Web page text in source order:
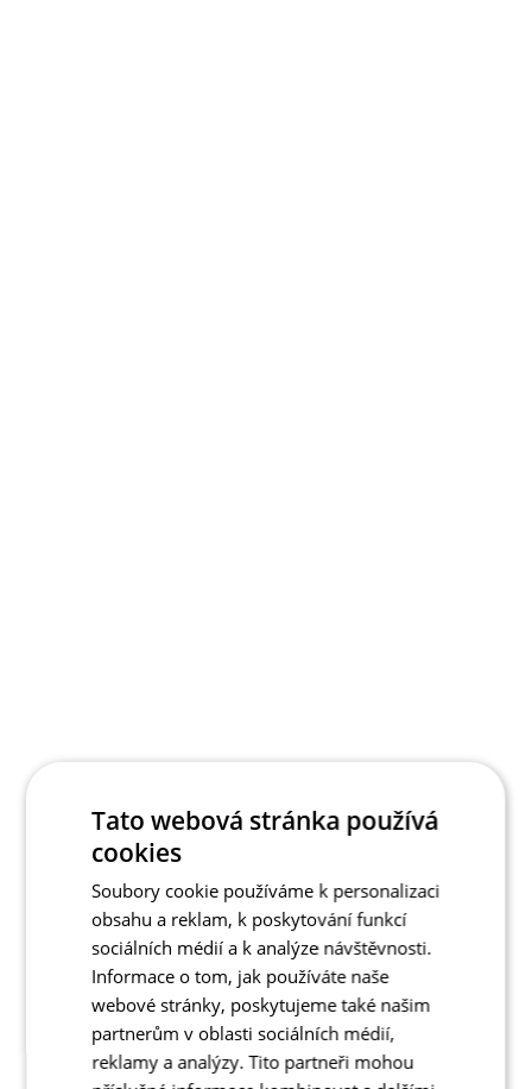
Tato webová stránka používá
cookies
Soubory cookie používáme k personalizaci
obsahu a reklam, k poskytování funkcí
sociálních médií a k analýze návštěvnosti.
Informace o tom, jak používáte naše
webové stránky, poskytujeme také našim
partnerům v oblasti sociálních médií,
reklamy a analýzy. Tito partneři mohou